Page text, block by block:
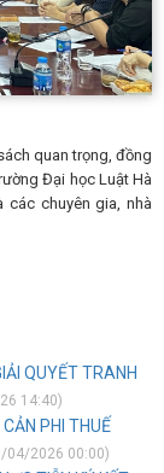
quan trọng, đồng
Đại học Luật Hà
các chuyên gia, nhà
QUYẾT TRANH
14:40)
PHI THUẾ
04/2026 00:00)